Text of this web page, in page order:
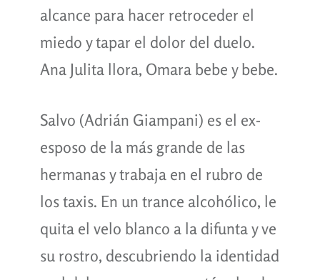
alcance para hacer retroceder el
miedo y tapar el dolor del duelo.
Ana Julita llora, Omara bebe y bebe.
Salvo (Adrián Giampani) es el ex-
esposo de la más grande de las
hermanas y trabaja en el rubro de
los taxis. En un trance alcohólico, le
quita el velo blanco a la difunta y ve
su rostro, descubriendo la identidad